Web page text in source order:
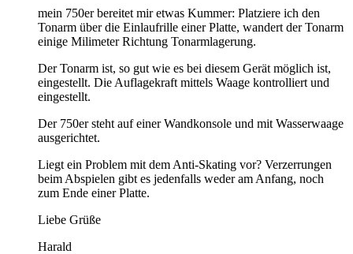
mein 750er bereitet mir etwas Kummer: Platziere ich den
Tonarm über die Einlaufrille einer Platte, wandert der Tonarm
einige Milimeter Richtung Tonarmlagerung.
Der Tonarm ist, so gut wie es bei diesem Gerät möglich ist,
eingestellt. Die Auflagekraft mittels Waage kontrolliert und
eingestellt.
Der 750er steht auf einer Wandkonsole und mit Wasserwaage
ausgerichtet.
Liegt ein Problem mit dem Anti-Skating vor? Verzerrungen
beim Abspielen gibt es jedenfalls weder am Anfang, noch
zum Ende einer Platte.
Liebe Grüße
Harald